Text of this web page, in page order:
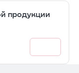
продукции